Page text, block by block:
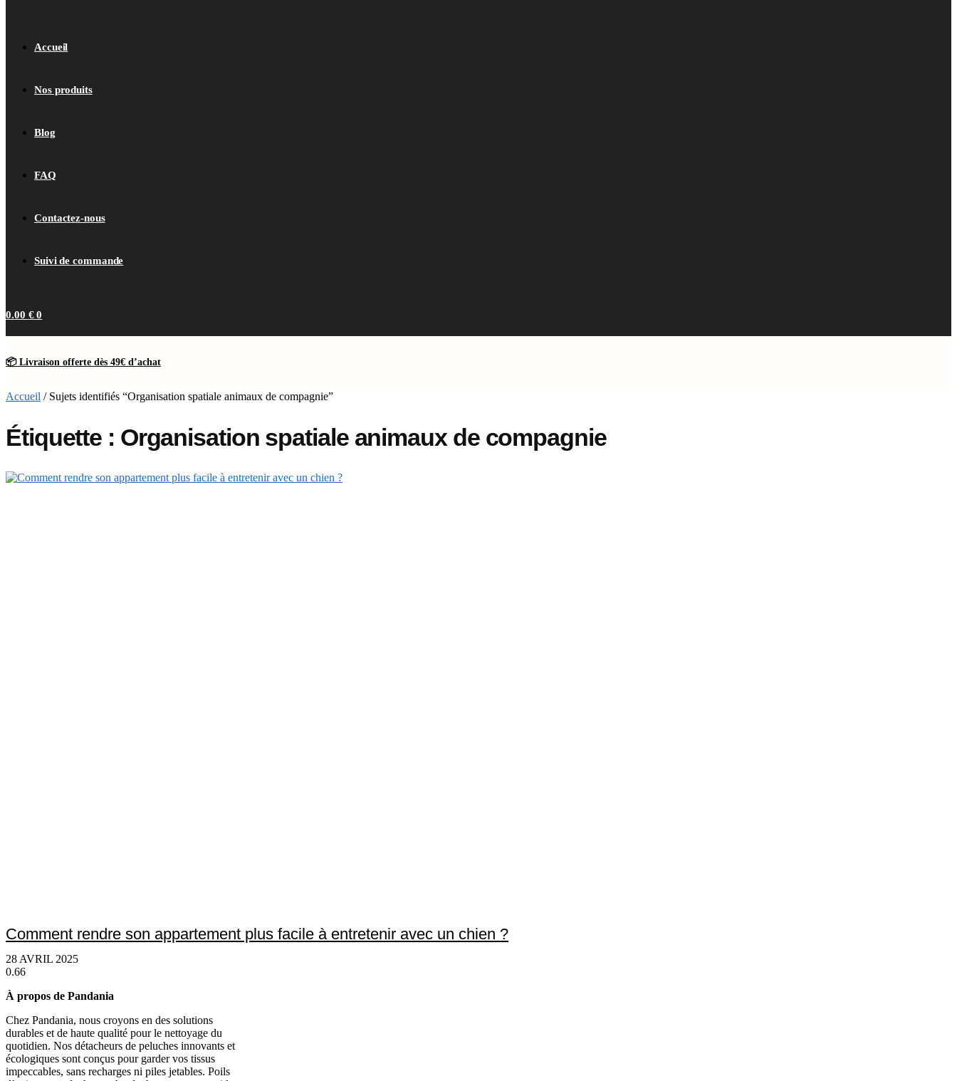
Accueil
Nos produits
Blog
FAQ
Contactez-nous
Suivi de commande
0.00 € 0
📦 Livraison offerte dès 49€ d’achat
Accueil / Sujets identifiés “Organisation spatiale animaux de compagnie”
Étiquette : Organisation spatiale animaux de compagnie
Comment rendre son appartement plus facile à entretenir avec un chien ?
28 AVRIL 2025
À propos de Pandania
Chez Pandania, nous croyons en des solutions
durables et de haute qualité pour le nettoyage du
quotidien. Nos détacheurs de peluches innovants et
écologiques sont conçus pour garder vos tissus
impeccables, sans recharges ni piles jetables. Poils